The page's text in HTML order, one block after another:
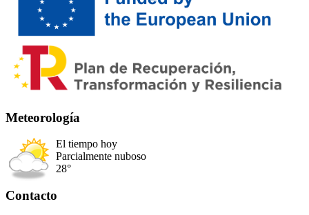
Meteorología
El tiempo hoy
Parcialmente nuboso
28°
Contacto